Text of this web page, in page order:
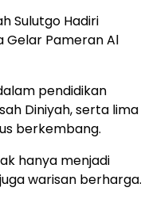
Sulutgo Hadiri
Gelar Pameran Al
pendidikan
Diniyah, serta lima
berkembang.
hanya menjadi
warisan berharga.